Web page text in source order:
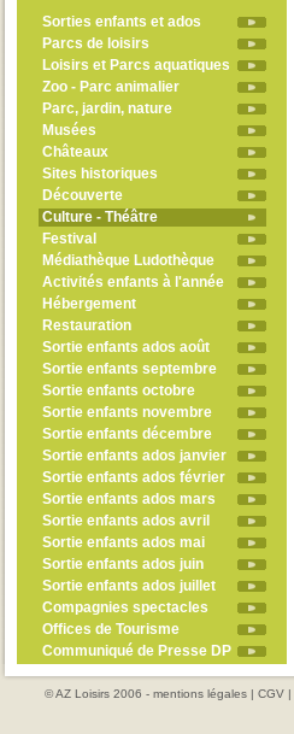
Sorties enfants et ados
Parcs de loisirs
Loisirs et Parcs aquatiques
Zoo - Parc animalier
Parc, jardin, nature
Musées
Châteaux
Sites historiques
Découverte
Culture - Théâtre
Festival
Médiathèque Ludothèque
Activités enfants à l'année
Hébergement
Restauration
Sortie enfants ados août
Sortie enfants septembre
Sortie enfants octobre
Sortie enfants novembre
Sortie enfants décembre
Sortie enfants ados janvier
Sortie enfants ados février
Sortie enfants ados mars
Sortie enfants ados avril
Sortie enfants ados mai
Sortie enfants ados juin
Sortie enfants ados juillet
Compagnies spectacles
Offices de Tourisme
Communiqué de Presse DP
© AZ Loisirs 2006 - mentions légales | CGV |